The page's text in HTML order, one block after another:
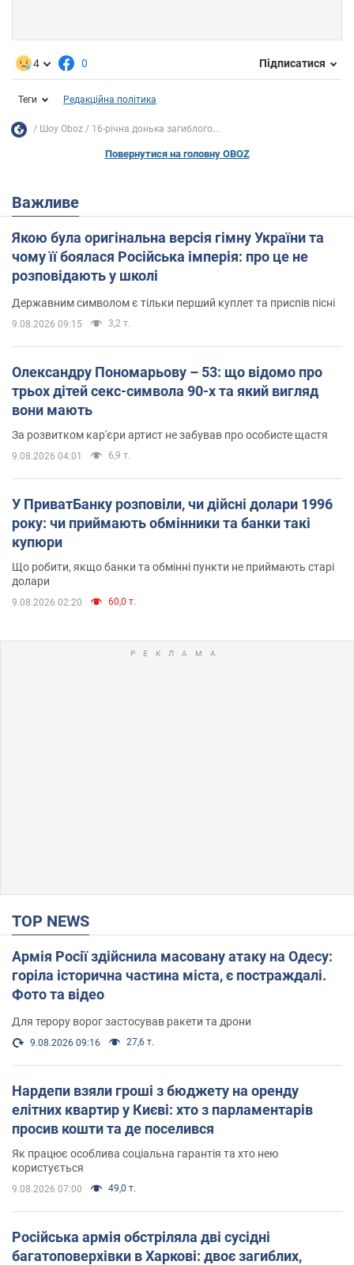
4 0 Підписатися
Теги Редакційна політика
Шоу Oboz 16-річна донька загиблого...
Повернутися на головну OBOZ
Важливе
Якою була оригінальна версія гімну України та
чому її боялася Російська імперія: про це не
розповідають у школі
Державним символом є тільки перший куплет та приспів пісні
9.08.2026 09:15 3,2 т.
Олександру Пономарьову – 53: що відомо про
трьох дітей секс-символа 90-х та який вигляд
вони мають
За розвитком кар'єри артист не забував про особисте щастя
9.08.2026 04:01 6,9 т.
У ПриватБанку розповіли, чи дійсні долари 1996
року: чи приймають обмінники та банки такі
купюри
Що робити, якщо банки та обмінні пункти не приймають старі
долари
9.08.2026 02:20 60,0 т.
TOP NEWS
Армія Росії здійснила масовану атаку на Одесу:
горіла історична частина міста, є постраждалі.
Фото та відео
Для терору ворог застосував ракети та дрони
9.08.2026 09:16 27,6 т.
Нардепи взяли гроші з бюджету на оренду
елітних квартир у Києві: хто з парламентарів
просив кошти та де поселився
Як працює особлива соціальна гарантія та хто нею
користується
9.08.2026 07:00 49,0 т.
Російська армія обстріляла дві сусідні
багатоповерхівки в Харкові: двоє загиблих,